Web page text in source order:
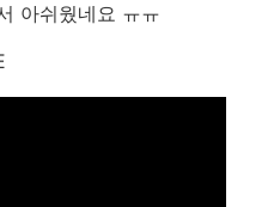
아쉬웠네요 ㅠㅠ